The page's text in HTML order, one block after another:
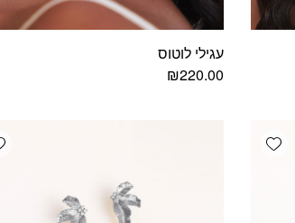
עגילי לוטוס
₪220.00
Add wishlist